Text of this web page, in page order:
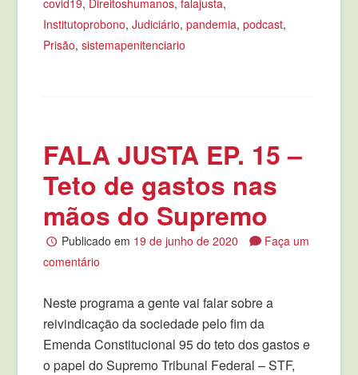
Institutoprobono,Judiciário,pandemia,podcast,
Prisão,sistemapenitenciario
FALA JUSTA EP. 15 –
Teto de gastos nas
mãos do Supremo
Publicado em 19 de junho de 2020
Faça um
comentário
Neste programa a gente vai falar sobre a
reivindicação da sociedade pelo fim da
Emenda Constitucional 95 do teto dos gastos e
o papel do Supremo Tribunal Federal – STF,